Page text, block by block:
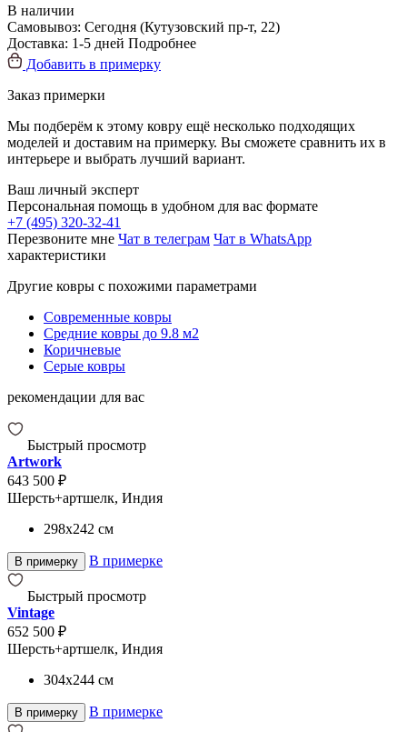
В наличии
Самовывоз: Сегодня (Кутузовский пр-т, 22)
Доставка: 1-5 дней Подробнее
Добавить в примерку
Заказ примерки
Мы подберём к этому ковру ещё несколько подходящих
моделей и доставим на примерку. Вы сможете сравнить их в
интерьере и выбрать лучший вариант.
Ваш личный эксперт
Персональная помощь в удобном для вас формате
+7 (495) 320-32-41
Перезвоните мне Чат в телеграм Чат в WhatsApp
характеристики
Другие ковры с похожими параметрами
Современные ковры
Средние ковры до 9.8 м2
Коричневые
Серые ковры
рекомендации для вас
Быстрый просмотр
Artwork
643 500 ₽
Шерсть+артшелк, Индия
298x242 см
В примерку В примерке
Быстрый просмотр
Vintage
652 500 ₽
Шерсть+артшелк, Индия
304x244 см
В примерку В примерке